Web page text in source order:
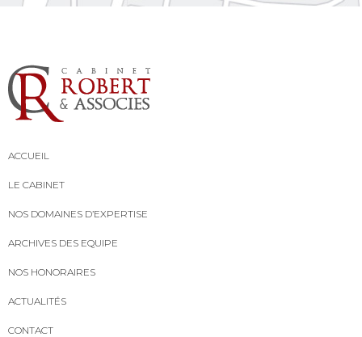
ACCUEIL
LE CABINET
NOS DOMAINES D’EXPERTISE
ARCHIVES DES EQUIPE
NOS HONORAIRES
ACTUALITÉS
CONTACT